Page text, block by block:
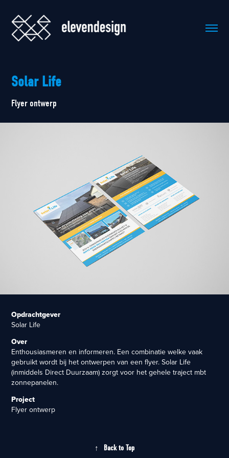
Solar Life
Flyer ontwerp
Opdrachtgever
Solar Life
Over
Enthousiasmeren en informeren. Een combinatie welke vaak
gebruikt wordt bij het ontwerpen van een flyer. Solar Life
(inmiddels Direct Duurzaam) zorgt voor het gehele traject mbt
zonnepanelen.
Project
Flyer ontwerp
↑ Back to Top